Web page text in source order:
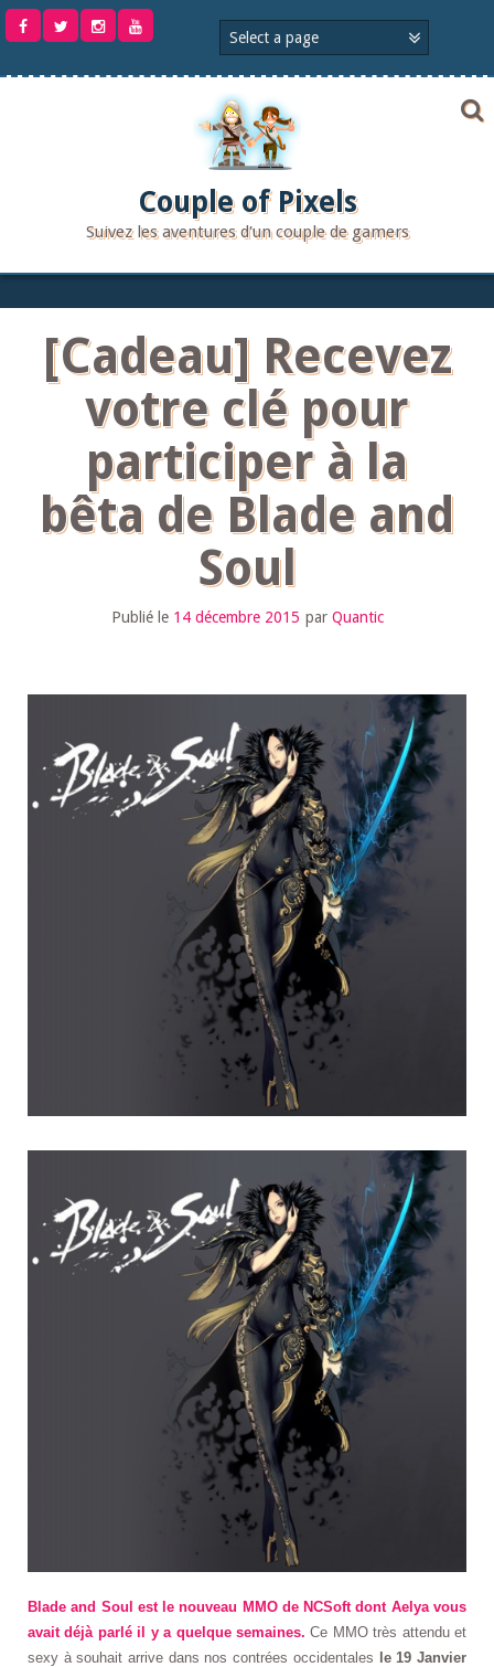
Aller
Couple of Pixels
Suivez les aventures d'un couple de gamers
[Cadeau] Recevez
votre clé pour
participer à la
bêta de Blade and
Soul
Publié le 14 décembre 2015 par Quantic
Blade and Soul est le nouveau MMO de NCSoft dont Aelya vous
avait déjà parlé il y a quelque semaines. Ce MMO très attendu et
sexy à souhait arrive dans nos contrées occidentales
le 19 Janvier